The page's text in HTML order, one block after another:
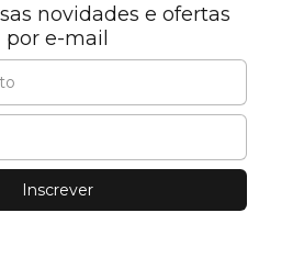
novidades e ofertas
por e-mail